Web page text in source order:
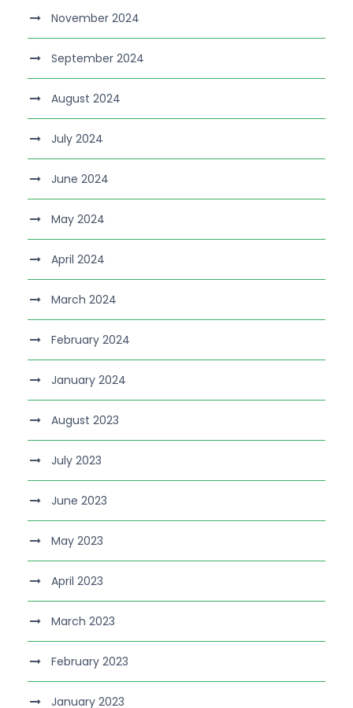
November 2024
September 2024
August 2024
July 2024
June 2024
May 2024
April 2024
March 2024
February 2024
January 2024
August 2023
July 2023
June 2023
May 2023
April 2023
March 2023
February 2023
January 2023